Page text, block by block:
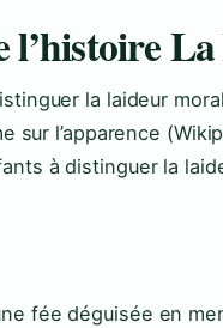
la laideur
l’apparence
à distinguer la
fée déguisée en